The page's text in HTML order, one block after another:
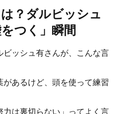
？ダルビッシュ
つく」瞬間
ビッシュ有さんが、こんな言
があるけど、頭を使って練習
力は裏切らない」ってよく言